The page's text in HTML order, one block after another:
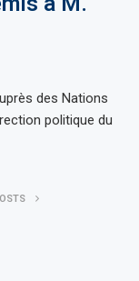
des Nations
politique du